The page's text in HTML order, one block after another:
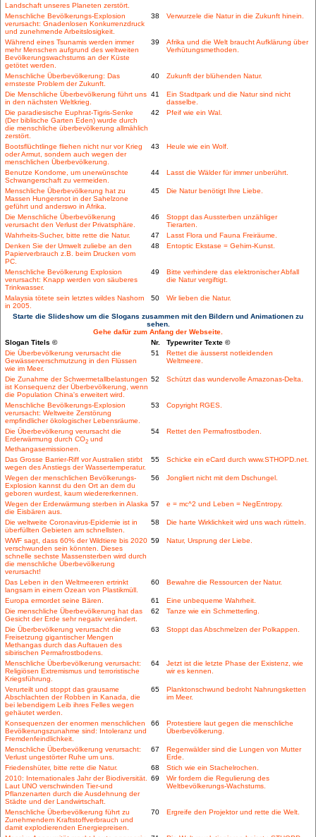
Landschaft unseres Planeten zerstört.
Menschliche Bevölkerungs-Explosion
verursacht: Gnadenlosen Konkurrenzdruck
und zunehmende Arbeitslosigkeit.
38 Verwurzele die Natur in die Zukunft hinein.
Während eines Tsunamis werden immer
mehr Menschen aufgrund des weltweiten
Bevölkerungswachstums an der Küste
getötet werden.
39
Afrika und die Welt braucht Aufklärung über
Verhütungsmethoden.
Menschliche Überbevölkerung: Das
ernsteste Problem der Zukunft.
40 Zukunft der blühenden Natur.
Die Menschliche Überbevölkerung führt uns
in den nächsten Weltkrieg.
41
Ein Stadtpark und die Natur sind nicht
dasselbe.
Die paradiesische Euphrat-Tigris-Senke
(Der biblische Garten Eden) wurde durch
die menschliche überbevölkerung allmählich
zerstört.
42 Pfeif wie ein Wal.
Bootsflüchtlinge fliehen nicht nur vor Krieg
oder Armut, sondern auch wegen der
menschlichen Überbevölkerung.
43 Heule wie ein Wolf.
Benutze Kondome, um unerwünschte
Schwangerschaft zu vermeiden.
44 Lasst die Wälder für immer unberührt.
Menschliche Überbevölkerung hat zu
Massen Hungersnot in der Sahelzone
geführt und anderswo in Afrika.
45 Die Natur benötigt Ihre Liebe.
Die Menschliche Überbevölkerung
verursacht den Verlust der Privatsphäre.
46
Stoppt das Aussterben unzähliger
Tierarten.
Wahrheits-Sucher, bitte rette die Natur.
47
Lasst Flora und Fauna Freiräume.
Denken Sie der Umwelt zuliebe an den
Papierverbrauch z.B. beim Drucken vom
PC.
48 Entoptic Ekstase = Gehirn-Kunst.
Menschliche Bevölkerung Explosion
verursacht: Knapp werden von säuberes
Trinkwasser.
49
Bitte verhindere das elektronischer Abfall
die Natur vergiftigt.
Malaysia tötete sein letztes wildes Nashorn
in 2005.
50 Wir lieben die Natur.
Starte die Slideshow um die Slogans zusammen mit den Bildern und Animationen zu
sehen.
Gehe dafür zum Anfang der Webseite.
Slogan Titels ©
Nr.
Typewriter Texte ©
Die Überbevölkerung verursacht die
Gewässerverschmutzung in den Flüssen
wie im Meer.
51
Rettet die äusserst notleidenden
Weltmeere.
Die Zunahme der Schwermetallbelastungen
ist Konsequenz der Überbevölkerung, wenn
die Population China's erweitert wird.
52 Schützt das wundervolle Amazonas-Delta.
Menschliche Bevölkerungs-Explosion
verursacht: Weltweite Zerstörung
empfindlicher ökologischer Lebensräume.
53 Copyright RGES.
Die Überbevölkerung verursacht die
Erderwärmung durch CO2 und
Methangasemissionen.
54 Rettet den Permafrostboden.
Das Grosse Barrier-Riff vor Australien stirbt
wegen des Anstiegs der Wassertemperatur.
55 Schicke ein eCard durch www.STHOPD.net.
Wegen der menschlichen Bevölkerungs-
Explosion kannst du den Ort an dem du
geboren wurdest, kaum wiedererkennen.
56 Jongliert nicht mit dem Dschungel.
Wegen der Erderwärmung sterben in Alaska
die Eisbären aus.
57 e = mc^2 und Leben = NegEntropy.
Die weltweite Coronavirus-Epidemie ist in
überfüllten Gebieten am schnellsten.
58 Die harte Wirklichkeit wird uns wach rütteln.
WWF sagt, dass 60% der Wildtiere bis 2020
verschwunden sein könnten. Dieses
schnelle sechste Massensterben wird durch
die menschliche Überbevölkerung
verursacht!
59 Natur, Ursprung der Liebe.
Das Leben in den Weltmeeren ertrinkt
langsam in einem Ozean von Plastikmüll.
60 Bewahre die Ressourcen der Natur.
Europa ermordet seine Bären. 61
Eine unbequeme Wahrheit.
Die menschliche Überbevölkerung hat das
Gesicht der Erde sehr negativ verändert.
62 Tanze wie ein Schmetterling.
Die Überbevölkerung verursacht die
Freisetzung gigantischer Mengen
Methangas durch das Auftauen des
sibirischen Permafrostbodens.
63 Stoppt das Abschmelzen der Polkappen.
Menschliche Überbevölkerung verursacht:
Religiösen Extremismus und terroristische
Kriegsführung.
64
Jetzt ist die letzte Phase der Existenz, wie
wir es kennen.
Verurteilt und stoppt das grausame
Abschlachten der Robben in Kanada, die
bei lebendigem Leib ihres Felles wegen
gehäutet werden.
65
Planktonschwund bedroht Nahrungsketten
im Meer.
Konsequenzen der enormen menschlichen
Bevölkerungszunahme sind: Intoleranz und
Fremdenfeindlichkeit.
66
Protestiere laut gegen die menschliche
Überbevölkerung.
Menschliche Überbevölkerung verursacht:
Verlust ungestörter Ruhe um uns.
67
Regenwälder sind die Lungen von Mutter
Erde.
Friedenshüter, bitte rette die Natur.
68
Stich wie ein Stachelrochen.
2010: Internationales Jahr der Biodiversität.
Laut UNO verschwinden Tier-und
Pflanzenarten durch die Ausdehnung der
Städte und der Landwirtschaft.
69
Wir fordern die Regulierung des
Weltbevölkerungs-Wachstums.
Menschliche Überbevölkerung führt zu
Zunehmendem Kraftstoffverbrauch und
damit explodierenden Energiepreisen.
70 Ergreife den Projektor und rette die Welt.